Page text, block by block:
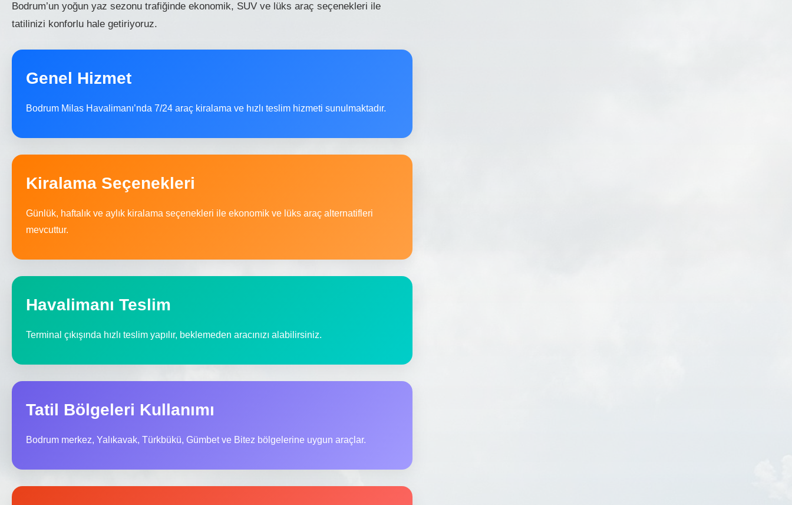
Bodrum’un yoğun yaz sezonu trafiğinde ekonomik, SUV ve lüks araç seçenekleri ile
tatilinizi konforlu hale getiriyoruz.
Genel Hizmet
Bodrum Milas Havalimanı’nda 7/24 araç kiralama ve hızlı teslim hizmeti sunulmaktadır.
Kiralama Seçenekleri
Günlük, haftalık ve aylık kiralama seçenekleri ile ekonomik ve lüks araç alternatifleri
mevcuttur.
Havalimanı Teslim
Terminal çıkışında hızlı teslim yapılır, beklemeden aracınızı alabilirsiniz.
Tatil Bölgeleri Kullanımı
Bodrum merkez, Yalıkavak, Türkbükü, Gümbet ve Bitez bölgelerine uygun araçlar.